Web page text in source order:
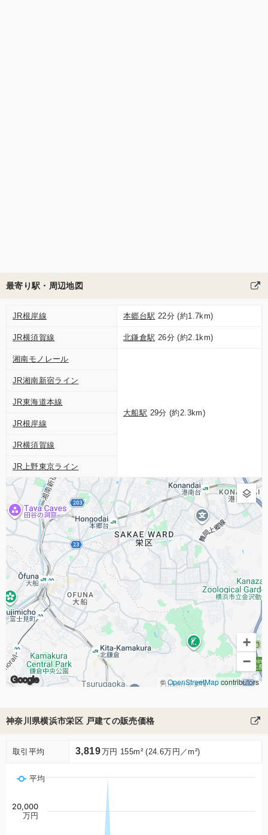
最寄り駅・周辺地図
JR根岸線 本郷台駅 22分 (約1.7km)
JR横須賀線 北鎌倉駅 26分 (約2.1km)
湘南モノレール
大船駅 29分 (約2.3km)
JR湘南新宿ライン
JR東海道本線
JR根岸線
JR横須賀線
JR上野東京ライン
Google
+
−
©OpenStreetMapcontributors
神奈川県横浜市栄区 戸建ての販売価格
取引平均 3,819万円 155m² (24.6万円／m²)
平均
20,000
万円